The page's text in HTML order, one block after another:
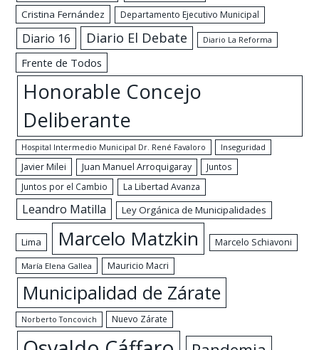
Cristina Fernández Departamento Ejecutivo Municipal
Diario 16 Diario El Debate Diario La Reforma
Frente de Todos
Honorable Concejo
Deliberante
Hospital Intermedio Municipal Dr. René Favaloro Inseguridad
Javier Milei Juan Manuel Arroquigaray
Juntos
Juntos por el Cambio
La Libertad Avanza
Leandro Matilla Ley Orgánica de Municipalidades
Lima Marcelo Matzkin Marcelo Schiavoni
María Elena Gallea Mauricio Macri
Municipalidad de Zárate
Norberto Toncovich Nuevo Zárate